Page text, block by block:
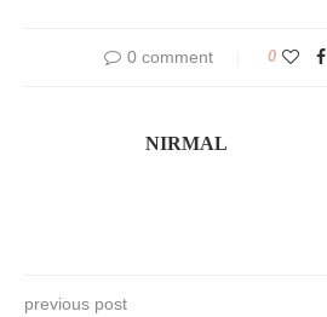
0 comment 0
NIRMAL
previous post